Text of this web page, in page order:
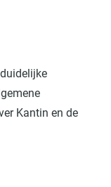
Kantin en de